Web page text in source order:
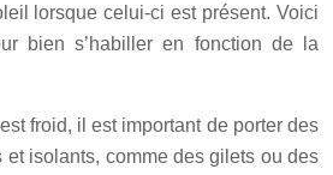
lorsque celui-ci est présent. Voici
bien s’habiller en fonction de la
froid, il est important de porter des
et isolants, comme des gilets ou des